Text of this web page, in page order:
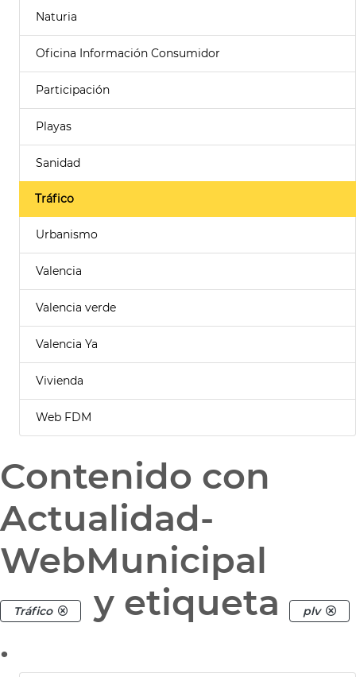
Naturia
Oficina Información Consumidor
Participación
Playas
Sanidad
Tráfico
Urbanismo
Valencia
Valencia verde
Valencia Ya
Vivienda
Web FDM
Contenido con
Actualidad-
WebMunicipal
Tráfico y etiqueta plv
.